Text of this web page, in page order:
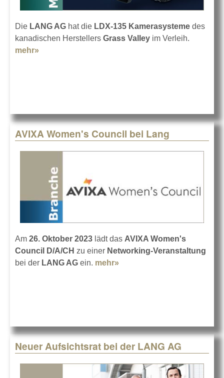
Die LANG AG hat die LDX-135 Kamerasysteme des
kanadischen Herstellers Grass Valley im Verleih.
mehr»
AVIXA Women's Council bei Lang
Am 26. Oktober 2023 lädt das AVIXA Women's
Council D/A/CH zu einer Networking-Veranstaltung
bei der LANG AG ein. mehr»
Neuer Aufsichtsrat bei der LANG AG